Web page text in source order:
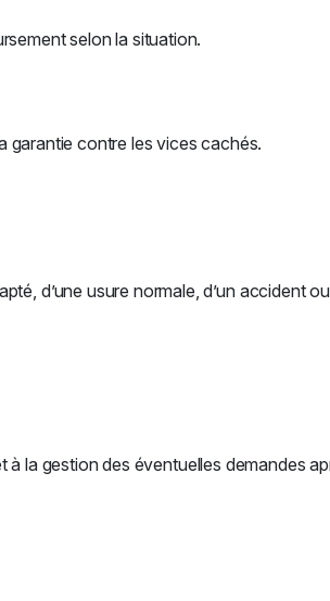
selon la situation.
garantie contre les vices cachés.
d’une usure normale, d’un accident ou
la gestion des éventuelles demandes